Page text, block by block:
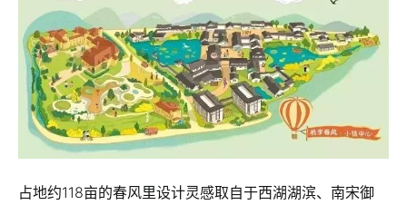
占地约118亩的春风里设计灵感取自于西湖湖滨、南宋御